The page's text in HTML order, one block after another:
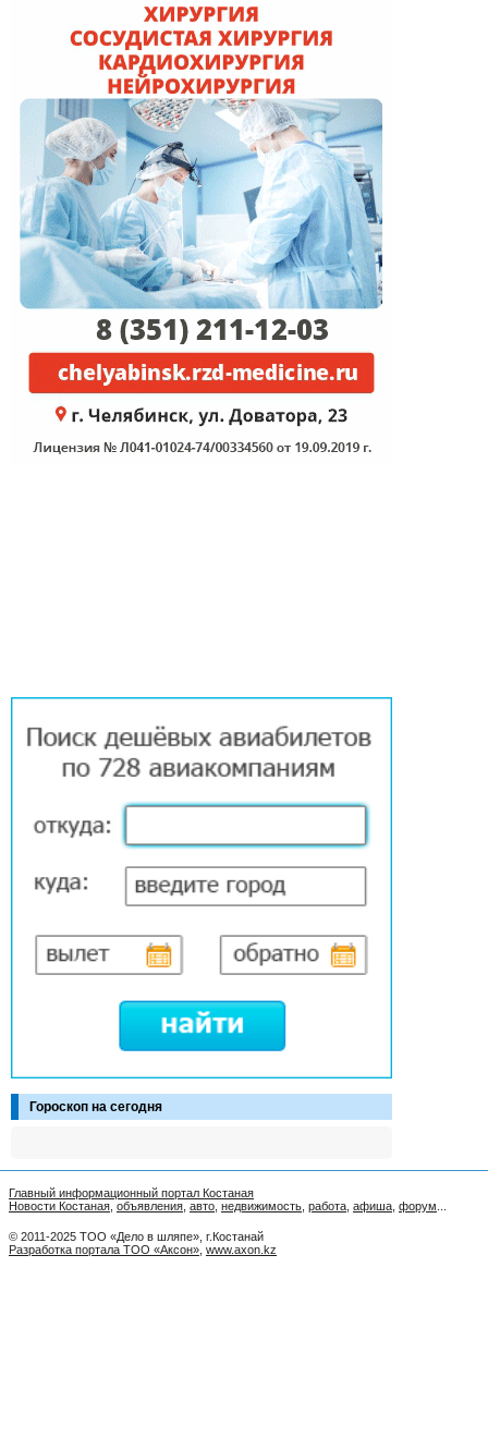
Гороскоп на сегодня
Главный информационный портал Костаная
Новости Костаная объявления авто недвижимость работа афиша форум
© 2011-2025 ТОО «Дело в шляпе», г.Костанай
Разработка портала ТОО «Аксон» www.axon.kz